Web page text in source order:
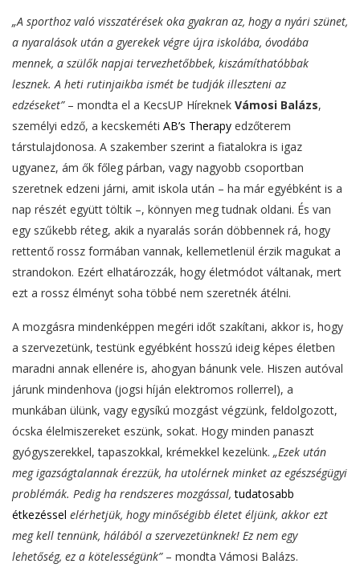
„A sporthoz való visszatérések oka gyakran az, hogy a nyári szünet,
a nyaralások után a gyerekek végre újra iskolába, óvodába
mennek, a szülők napjai tervezhetőbbek, kiszámíthatóbbak
lesznek. A heti rutinjaikba ismét be tudják illeszteni az
edzéseket”– mondta el a KecsUP Híreknek Vámosi Balázs,
személyi edző, a kecskeméti AB’s Therapy edzőterem
társtulajdonosa. A szakember szerint a fiatalokra is igaz
ugyanez, ám ők főleg párban, vagy nagyobb csoportban
szeretnek edzeni járni, amit iskola után – ha már egyébként is a
nap részét együtt töltik –, könnyen meg tudnak oldani. És van
egy szűkebb réteg, akik a nyaralás során döbbennek rá, hogy
rettentő rossz formában vannak, kellemetlenül érzik magukat a
strandokon. Ezért elhatározzák, hogy életmódot váltanak, mert
ezt a rossz élményt soha többé nem szeretnék átélni.
A mozgásra mindenképpen megéri időt szakítani, akkor is, hogy
a szervezetünk, testünk egyébként hosszú ideig képes életben
maradni annak ellenére is, ahogyan bánunk vele. Hiszen autóval
járunk mindenhova (jogsi híján elektromos rollerrel), a
munkában ülünk, vagy egysíkú mozgást végzünk, feldolgozott,
ócska élelmiszereket eszünk, sokat. Hogy minden panaszt
gyógyszerekkel, tapaszokkal, krémekkel kezelünk. „Ezek után
meg igazságtalannak érezzük, ha utolérnek minket az egészségügyi
problémák. Pedig ha rendszeres mozgással,tudatosabb
étkezéssel elérhetjük, hogy minőségibb életet éljünk, akkor ezt
meg kell tennünk, hálából a szervezetünknek! Ez nem egy
lehetőség, ez a kötelességünk”– mondta Vámosi Balázs.